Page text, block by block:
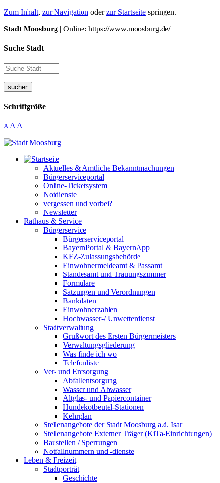
Zum Inhalt, zur Navigation oderzur Startseite springen.
Stadt Moosburg | Online: https://www.moosburg.de/
Suche Stadt
suchen
Schriftgröße
A A A
Aktuelles & Amtliche Bekanntmachungen
Bürgerserviceportal
Online-Ticketsystem
Notdienste
vergessen und vorbei?
Newsletter
Rathaus & Service
Bürgerservice
Bürgerserviceportal
BayernPortal & BayernApp
KFZ-Zulassungsbehörde
Einwohnermeldeamt & Passamt
Standesamt und Trauungszimmer
Formulare
Satzungen und Verordnungen
Bankdaten
Einwohnerzahlen
Hochwasser-/ Unwetterdienst
Stadtverwaltung
Grußwort des Ersten Bürgermeisters
Verwaltungsgliederung
Was finde ich wo
Telefonliste
Ver- und Entsorgung
Abfallentsorgung
Wasser und Abwasser
Altglas- und Papiercontainer
Hundekotbeutel-Stationen
Kehrplan
Stellenangebote der Stadt Moosburg a.d. Isar
Stellenangebote Externer Träger (KiTa-Einrichtungen)
Baustellen / Sperrungen
Notfallnummern und -dienste
Leben & Freizeit
Stadtporträt
Geschichte